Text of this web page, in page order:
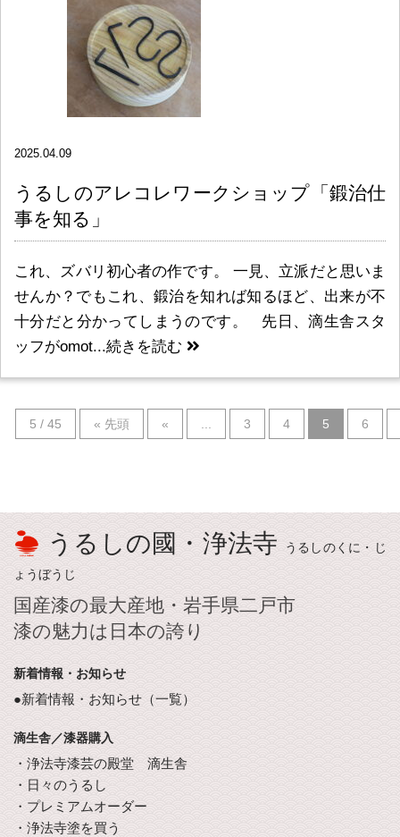
2025.04.09
うるしのアレコレワークショップ「鍛治仕
事を知る」
これ、ズバリ初心者の作です。 一見、立派だと思いま
せんか？でもこれ、鍛治を知れば知るほど、出来が不
十分だと分かってしまうのです。 先日、滴生舎スタ
ッフがomot...続きを読む
5 / 45 « 先頭 « 3 4 5 6
うるしの國・浄法寺
うるしのくに・じ
ょうぼうじ
国産漆の最大産地・岩手県二戸市
漆の魅力は日本の誇り
新着情報・お知らせ
●新着情報・お知らせ（一覧）
滴生舎／漆器購入
・浄法寺漆芸の殿堂 滴生舎
・日々のうるし
・プレミアムオーダー
・浄法寺塗を買う